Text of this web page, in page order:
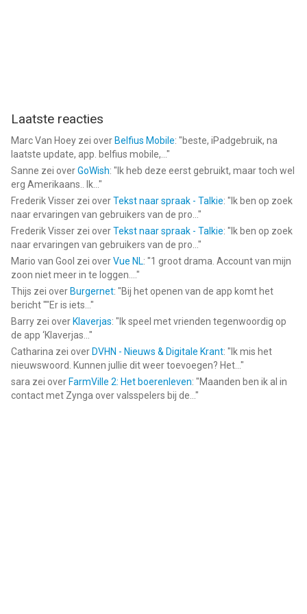
Laatste reacties
Marc Van Hoey zei over Belfius Mobile: "beste, iPadgebruik, na
laatste update, app. belfius mobile,... "
Sanne zei overGoWish: " Ik heb deze eerst gebruikt, maar toch wel
erg Amerikaans.. Ik... "
Frederik Visser zei overTekst naar spraak - Talkie: " Ik ben op zoek
naar ervaringen van gebruikers van de pro... "
Frederik Visser zei overTekst naar spraak - Talkie: " Ik ben op zoek
naar ervaringen van gebruikers van de pro... "
Mario van Gool zei overVue NL: "1 groot drama. Account van mijn
zoon niet meer in te loggen.... "
Thijs zei over Burgernet: "Bij het openen van de app komt het
bericht ""Er is iets... "
Barry zei over Klaverjas: " Ik speel met vrienden tegenwoordig op
de app ‘Klaverjas... "
Catharina zei over DVHN - Nieuws & Digitale Krant: " Ik mis het
nieuwswoord. Kunnen jullie dit weer toevoegen? Het... "
sara zei over FarmVille 2: Het boerenleven: "Maanden ben ik al in
contact met Zynga over valsspelers bij de... "